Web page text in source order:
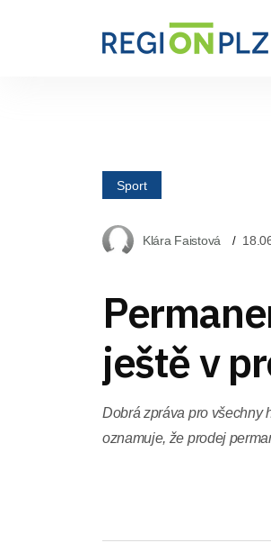
Sport
Klára Faistová
ještě v
Dobrá zpráva pro všechny
oznamuje, že prodej